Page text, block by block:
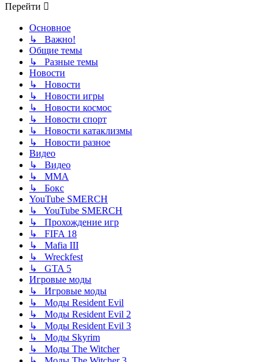
Перейти
Основное
↳ Важно!
Общие темы
↳ Разные темы
Новости
↳ Новости
↳ Новости игры
↳ Новости космос
↳ Новости спорт
↳ Новости катаклизмы
↳ Новости разное
Видео
↳ Видео
↳ ММА
↳ Бокс
YouTube SMERCH
↳ YouTube SMERCH
↳ Прохождение игр
↳ FIFA 18
↳ Mafia III
↳ Wreckfest
↳ GTA 5
Игровые моды
↳ Игровые моды
↳ Моды Resident Evil
↳ Моды Resident Evil 2
↳ Моды Resident Evil 3
↳ Моды Skyrim
↳ Моды The Witcher